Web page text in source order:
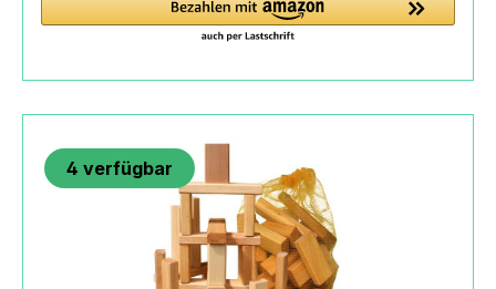
Schöllner Schöllner
HolzspielzeugRaitnerstrasse83246
holzspielzeug.de
4 verfügbar